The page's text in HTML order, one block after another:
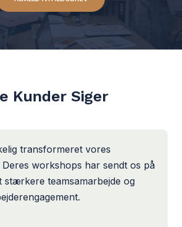
Kunder Siger
transformeret vores
Deres workshops har sendt os på
stærkere teamsamarbejde og